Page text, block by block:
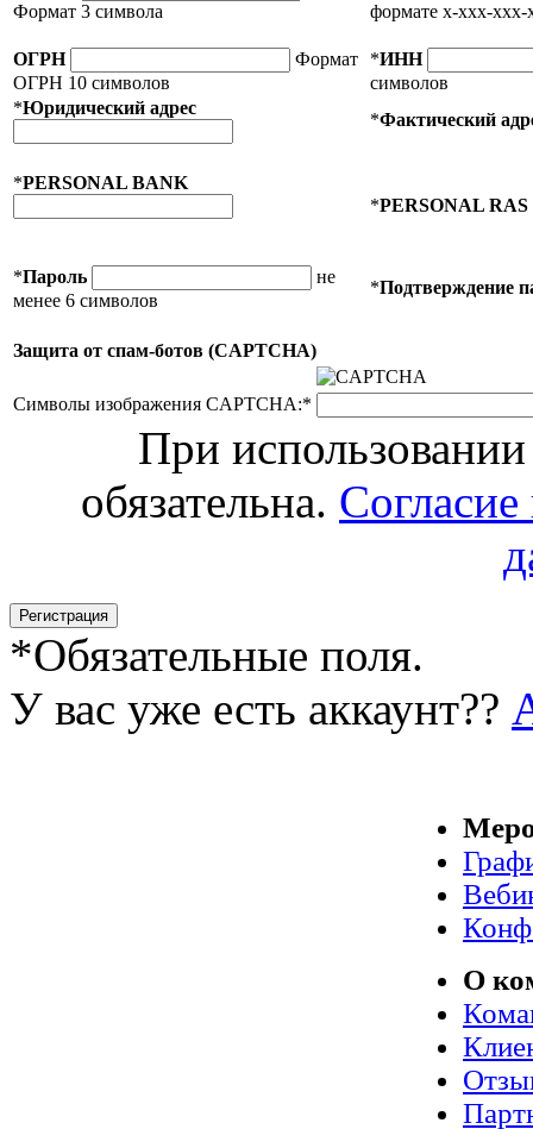
Формат 3 символа
формате x-xxx-xxx-
ОГРН
Формат
ОГРН 10 символов
*ИНН
символов
*Юридический адрес
*Фактический
*PERSONAL BANK
*PERSONAL RAS
*Пароль
не
менее 6 символов
*Подтверждение
Защита от спам-ботов (CAPTCHA)
Символы изображения CAPTCHA:*
При
обязательна.
*Обязательные поля.
У вас уже есть аккаунт??
О